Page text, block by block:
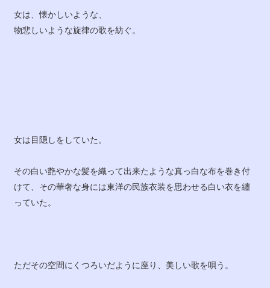
女は、懐かしいような、
物悲しいような旋律の歌を紡ぐ。
女は目隠しをしていた。
その白い艶やかな髪を織って出来たような真っ白な布を巻き付
けて、その華奢な身には東洋の民族衣装を思わせる白い衣を纏
っていた。
ただその空間にくつろいだように座り、美しい歌を唄う。